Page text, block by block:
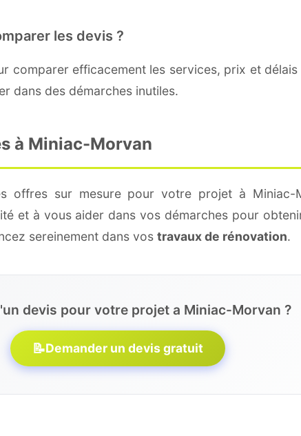
les devis ?
comparer efficacement les services, prix et
dans des démarches inutiles.
à Miniac-Morvan
offres sur mesure pour votre projet à Miniac-
et à vous aider dans vos démarches pour
sereinement dans vos travaux de rénovation.
devis pour votre projet a Miniac-Morvan ?
📝Demander un devis gratuit